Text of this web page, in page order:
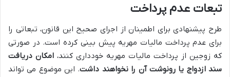
تبعات عدم پرداخت
طرح پیشنهادی برای اطمینان از اجرای صحیح این قانون، تبعاتی را
برای عدم پرداخت مالیات مهریه پیش بینی کرده است. در صورتی
که زوجین از پرداخت مالیات مهریه خودداری کنند، امکان دریافت
سند ازدواج یا رونوشت آن را نخواهند داشت. این موضوع می تواند